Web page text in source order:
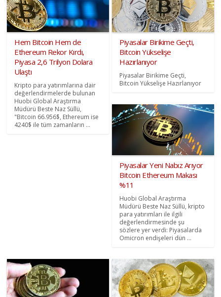
Hem Bitcoin Hem de
Ethereum Rekor Kırdı,
Piyasa 2,6 Trilyon Dolara
Ulaştı
Kripto para yatırımlarına dair
değerlendirmelerde bulunan
Huobi Global Araştırma
Müdürü Beste Naz Süllü,
"Bitcoin 66.956$, Ethereum ise
4240$ ile tüm zamanların ...
Piyasalar Birikime Geçti,
Bitcoin Yükselişe
Hazırlanıyor
Piyasalar Birikime Geçti,
Bitcoin Yükselişe Hazırlanıyor
Piyasalar Yeni Nabız Arıyor
Bitcoin Ethereum Makası
%11
Huobi Global Araştırma
Müdürü Beste Naz Süllü, kripto
para yatırımları ile ilgili
değerlendirmesinde şu
sözlere yer verdi: Piyasalarda
Omicron endişeleri dün ...